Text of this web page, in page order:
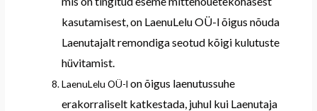
kasutamisest, on LaenuLelu OÜ-lõigus nõuda
Laenutajalt remondiga seotud kõigi kulutuste
hüvitamist.
LaenuLelu OÜ-l on õigus laenutussuhe
erakorraliselt katkestada, juhul kui Laenutaja